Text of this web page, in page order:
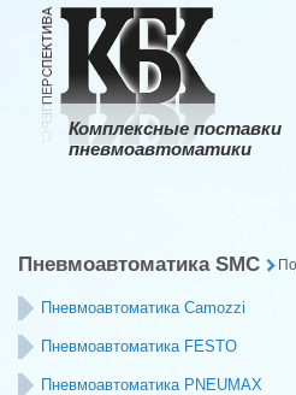
Комплексные поставки
пневмоавтоматики
Пневмоавтоматика SMC
Пневмоавтоматика Camozzi
Пневмоавтоматика FESTO
Пневмоавтоматика PNEUMAX